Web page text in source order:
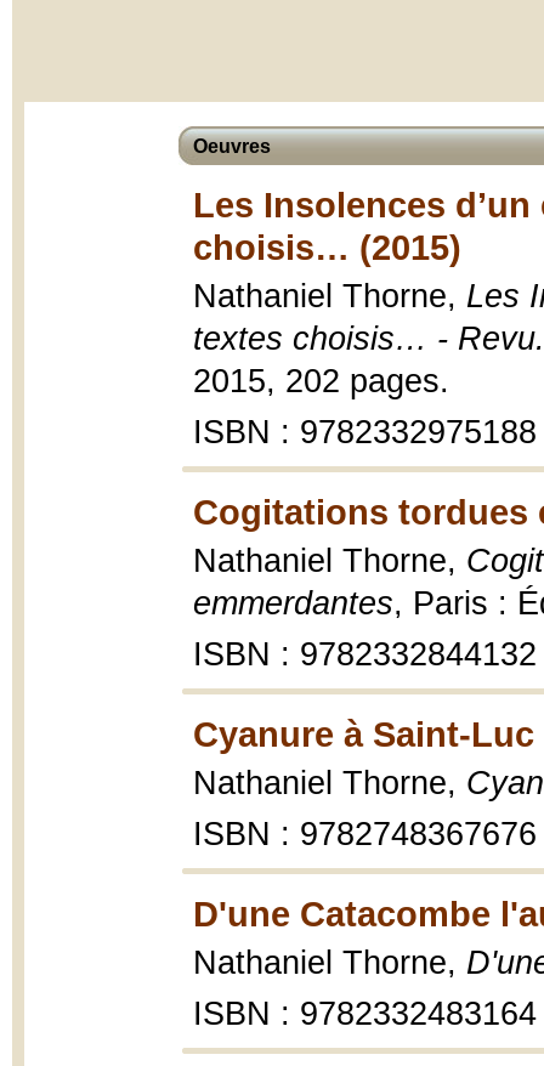
Oeuvres
Les Insolences
choisis… (2015)
Nathaniel Thorne, Les
textes choisis… -
2015, 202 pages.
ISBN : 9782332975188
Cogitations tordues
Nathaniel Thorne,
emmerdantes, Paris :
ISBN : 9782332844132
Cyanure à Saint-Luc
Nathaniel Thorne,
ISBN : 9782748367676
D'une Catacombe
Nathaniel Thorne,
ISBN : 9782332483164